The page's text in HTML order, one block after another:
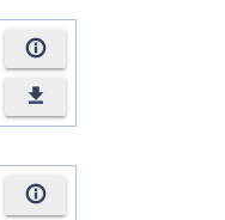
info_outline
file_download
info_outline